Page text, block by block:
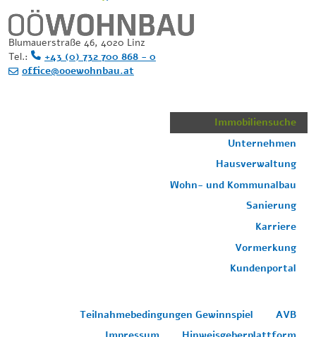
Blumauerstraße 46, 4020 Linz
Tel.:
+43 (0) 732 700 868 - 0
office@ooewohnbau.at
Immobiliensuche
Unternehmen
Hausverwaltung
Wohn- und Kommunalbau
Sanierung
Karriere
Vormerkung
Kundenportal
Teilnahmebedingungen Gewinnspiel
AVB